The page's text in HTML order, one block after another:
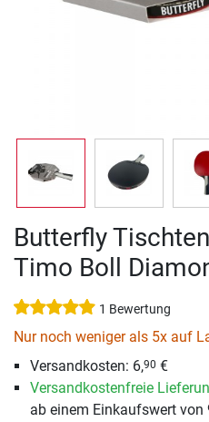
Butterfly
Timo Boll
1 Bewertung
Nur noch weniger als 5x auf
Versandkosten: 6,90 €
Versandkostenfreie
ab einem Einkaufswert von